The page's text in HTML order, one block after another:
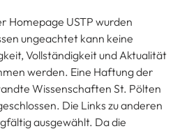
Homepage USTP wurden
ungeachtet kann keine
Vollständigkeit und Aktualität
werden. Eine Haftung der
Wissenschaften St. Pölten
Die Links zu anderen
ausgewählt. Da die